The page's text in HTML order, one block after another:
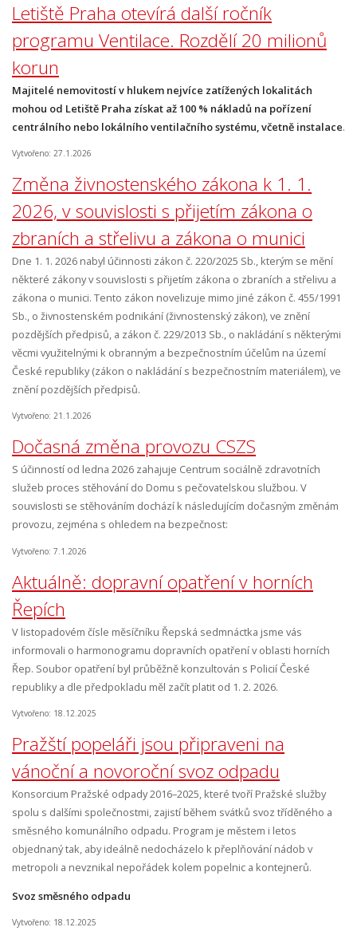
Letiště Praha otevírá další ročník
programu Ventilace. Rozdělí 20 milionů
korun
Majitelé nemovitostí v hlukem nejvíce zatížených lokalitách
mohou od Letiště Praha získat až 100 % nákladů na pořízení
centrálního nebo lokálního ventilačního systému, včetně instalace.
Vytvořeno: 27.1.2026
Změna živnostenského zákona k 1. 1.
2026, v souvislosti s přijetím zákona o
zbraních a střelivu a zákona o munici
Dne 1. 1. 2026 nabyl účinnosti zákon č. 220/2025 Sb., kterým se mění
některé zákony v souvislosti s přijetím zákona o zbraních a střelivu a
zákona o munici. Tento zákon novelizuje mimo jiné zákon č. 455/1991
Sb., o živnostenském podnikání (živnostenský zákon), ve znění
pozdějších předpisů, a zákon č. 229/2013 Sb., o nakládání s některými
věcmi využitelnými k obranným a bezpečnostním účelům na území
České republiky (zákon o nakládání s bezpečnostním materiálem), ve
znění pozdějších předpisů.
Vytvořeno: 21.1.2026
Dočasná změna provozu CSZS
S účinností od ledna 2026 zahajuje Centrum sociálně zdravotních
služeb proces stěhování do Domu s pečovatelskou službou. V
souvislosti se stěhováním dochází k následujícím dočasným změnám
provozu, zejména s ohledem na bezpečnost:
Vytvořeno: 7.1.2026
Aktuálně: dopravní opatření v horních
Řepích
V listopadovém čísle měsíčníku Řepská sedmnáctka jsme vás
informovali o harmonogramu dopravních opatření v oblasti horních
Řep. Soubor opatření byl průběžně konzultován s Policií České
republiky a dle předpokladu měl začít platit od 1. 2. 2026.
Vytvořeno: 18.12.2025
Pražští popeláři jsou připraveni na
vánoční a novoroční svoz odpadu
Konsorcium Pražské odpady 2016–2025, které tvoří Pražské služby
spolu s dalšími společnostmi, zajistí během svátků svoz tříděného a
směsného komunálního odpadu. Program je městem i letos
objednaný tak, aby ideálně nedocházelo k přeplňování nádob v
metropoli a nevznikal nepořádek kolem popelnic a kontejnerů.
Svoz směsného odpadu
Vytvořeno: 18.12.2025